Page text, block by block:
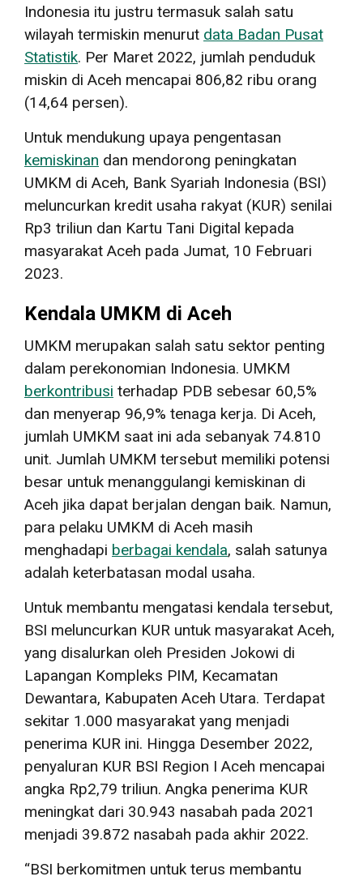
Indonesia itu justru termasuk salah satu
wilayah termiskin menurut data Badan Pusat
Statistik. Per Maret 2022, jumlah penduduk
miskin di Aceh mencapai 806,82 ribu orang
(14,64 persen).
Untuk mendukung upaya pengentasan
kemiskinan dan mendorong peningkatan
UMKM di Aceh, Bank Syariah Indonesia (BSI)
meluncurkan kredit usaha rakyat (KUR) senilai
Rp3 triliun dan Kartu Tani Digital kepada
masyarakat Aceh pada Jumat, 10 Februari
2023.
Kendala UMKM di Aceh
UMKM merupakan salah satu sektor penting
dalam perekonomian Indonesia. UMKM
berkontribusi terhadap PDB sebesar 60,5%
dan menyerap 96,9% tenaga kerja. Di Aceh,
jumlah UMKM saat ini ada sebanyak 74.810
unit. Jumlah UMKM tersebut memiliki potensi
besar untuk menanggulangi kemiskinan di
Aceh jika dapat berjalan dengan baik. Namun,
para pelaku UMKM di Aceh masih
menghadapi berbagai kendala, salah satunya
adalah keterbatasan modal usaha.
Untuk membantu mengatasi kendala tersebut,
BSI meluncurkan KUR untuk masyarakat Aceh,
yang disalurkan oleh Presiden Jokowi di
Lapangan Kompleks PIM, Kecamatan
Dewantara, Kabupaten Aceh Utara. Terdapat
sekitar 1.000 masyarakat yang menjadi
penerima KUR ini. Hingga Desember 2022,
penyaluran KUR BSI Region I Aceh mencapai
angka Rp2,79 triliun. Angka penerima KUR
meningkat dari 30.943 nasabah pada 2021
menjadi 39.872 nasabah pada akhir 2022.
“BSI berkomitmen untuk terus membantu